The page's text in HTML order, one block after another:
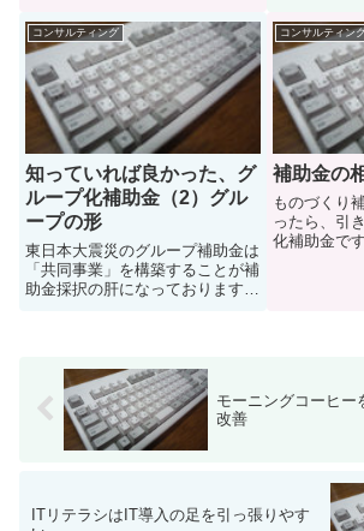
りましたが、地震の揺れも相当な
ものです。3/11の本震に加え、
4/7の余震でも大きな被害が...
日は熊本か
金」という
急増してい
るグループ
でき...
コンサルティング
知っていれば良かった、グ
ループ化補助金（2）グル
ープの形
東日本大震災のグループ補助金は
「共同事業」を構築することが補
助金採択の肝になっております。
とが重要になるかと思いますが、
計画立案以前に考慮しておいた
方...
コンサルティン
補助金の
ものづくり
ったら、引
化補助金で
モーニングコーヒー
改善
ITリテラシはIT導入の足を引っ張りやす